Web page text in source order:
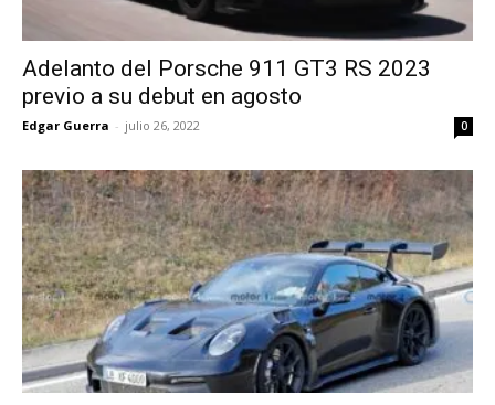
Adelanto del Porsche 911 GT3 RS 2023
previo a su debut en agosto
Edgar Guerra - julio 26, 2022 0